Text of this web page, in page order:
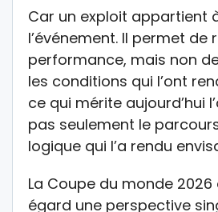
Car un exploit appartient
l’événement. Il permet de
performance, mais non
les conditions qui l’ont
ce qui mérite aujourd’hui
pas seulement le
logique qui l’a rendu
La Coupe du monde
égard une perspective